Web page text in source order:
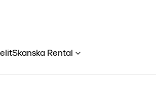
Skanska Rental